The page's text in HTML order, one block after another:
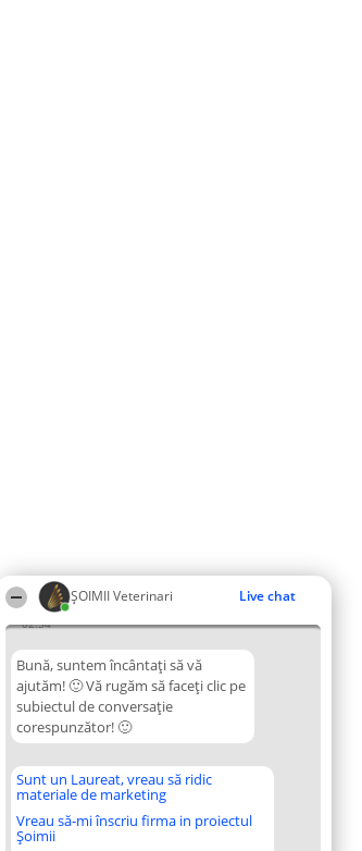
ȘOIMII Veterinari Live chat
02:34
Bună, suntem încântați să vă
ajutăm! 🙂 Vă rugăm să faceți clic pe
subiectul de conversație
corespunzător! 🙂
Sunt un Laureat, vreau să ridic
materiale de marketing
Vreau să-mi înscriu firma in proiectul
Șoimii